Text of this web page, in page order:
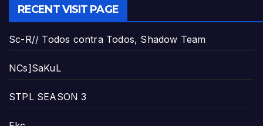
RECENT VISIT PAGE
Sc-R// Todos contra Todos, Shadow Team
NCs]SaKuL
STPL SEASON 3